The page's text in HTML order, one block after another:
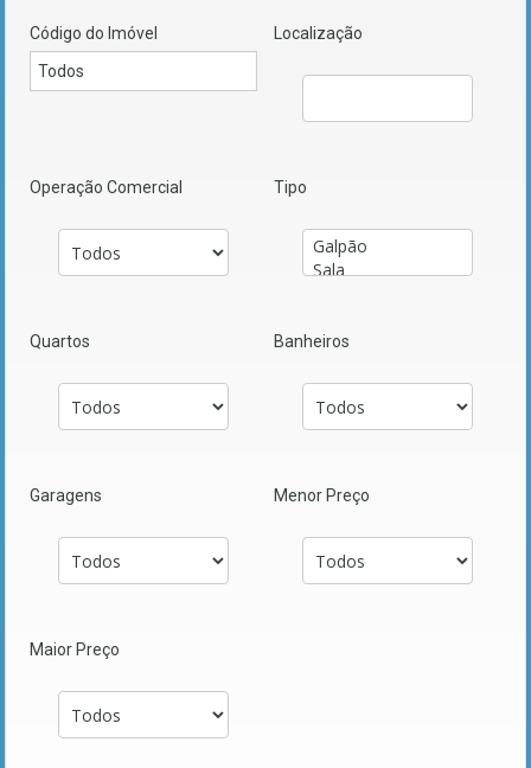
Código do Imóvel Localização
Operação Comercial Tipo
Quartos Banheiros
Garagens Menor Preço
Maior Preço